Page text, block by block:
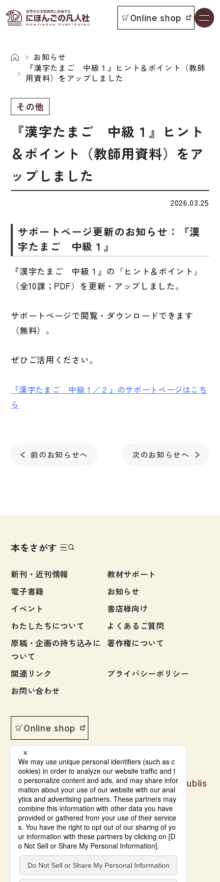
書籍一覧
お知らせ
イベント
よくあるご質問
付属物の使い方について
著作権について
原稿・企画の持ち込みについて
正誤表
Online shop
本をさがす
日本語学習者用教科書
ビジネスパーソン・研修生向け
子ども向け
文法
読解
発音・聴解
作文
会話
表記（かな・漢字）
練習問題
日本語能力試験対策
大学入試対策
視聴覚・補助教材
ビデオ・ＤＶＤ
コンピューター
カセットテープ・ＣＤ
カード・ゲーム・絵教材
絵本・子ども向け補助
辞典
日本語学習辞典
漢字字典（辞典）
英語辞典
韓国語辞典
スペイン語辞典
中国語辞典
ドイツ語辞典
ポルトガル語辞典
ロシア語辞典
各国語辞典
お知らせ
『漢字たまご 中級１』ヒント＆ポイント（教師
用資料）をアップしました
その他
『漢字たまご 中級１』ヒント
＆ポイント（教師用資料）をア
ップしました
2026.03.25
サポートページ更新のお知らせ：『漢
字たまご 中級１』
『漢字たまご 中級１』の「ヒント＆ポイント」
（全10課；PDF）を更新・アップしました。
サポートページで閲覧・ダウンロードできます
（無料）。
ぜひご活用ください。
『漢字たまご 中級１／２』のサポートページはこち
ら
前のお知らせへ 次のお知らせへ
本をさがす
新刊・近刊情報
教材サポート
電子書籍
お知らせ
イベント
書店様向け
わたしたちについて
よくあるご質問
原稿・企画の持ち込みに
ついて
著作権について
関連リンク
プライバシーポリシー
お問い合わせ
Online shop
Japanese language learning materials publis
hed by Bonjinsha
© Bonjinsha Co., LTD. All Rights Reserved.